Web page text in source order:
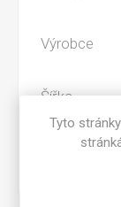
Výrobce
Šířka
Povrchová
Tyto